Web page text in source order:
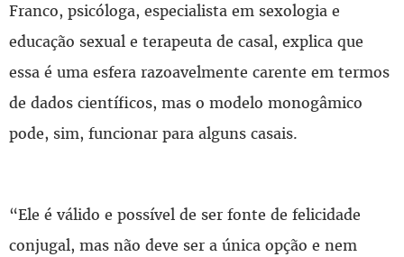
Franco, psicóloga, especialista em sexologia e
educação sexual e terapeuta de casal, explica que
essa é uma esfera razoavelmente carente em termos
de dados científicos, mas o modelo monogâmico
pode, sim, funcionar para alguns casais.
“Ele é válido e possível de ser fonte de felicidade
conjugal, mas não deve ser a única opção e nem